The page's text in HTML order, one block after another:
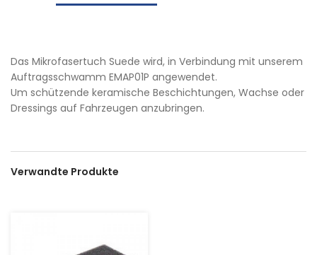
Das Mikrofasertuch Suede wird, in Verbindung mit unserem
Auftragsschwamm EMAP01P angewendet.
Um schützende keramische Beschichtungen, Wachse oder
Dressings auf Fahrzeugen anzubringen.
Verwandte Produkte